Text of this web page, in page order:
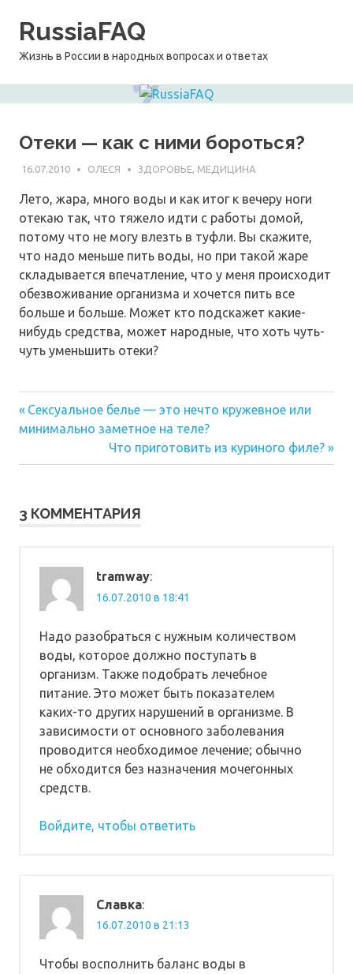
RussiaFAQ
Жизнь в России в народных вопросах и ответах
Отеки — как с ними бороться?
16.07.2010 ОЛЕСЯ ЗДОРОВЬЕ, МЕДИЦИНА
Лето, жара, много воды и как итог к вечеру ноги
отекаю так, что тяжело идти с работы домой,
потому что не могу влезть в туфли. Вы скажите,
что надо меньше пить воды, но при такой жаре
складывается впечатление, что у меня происходит
обезвоживание организма и хочется пить все
больше и больше. Может кто подскажет какие-
нибудь средства, может народные, что хоть чуть-
чуть уменьшить отеки?
Навигация
записям
Предыдущая
запись:
Сексуальное белье — это нечто кружевное или
минимально заметное на теле?
Следующая
запись:
Что приготовить из куриного филе?
3 КОММЕНТАРИЯ
tramway:
16.07.2010 в 18:41
Надо разобраться с нужным количеством
воды, которое должно поступать в
организм. Также подобрать лечебное
питание. Это может быть показателем
каких-то других нарушений в организме. В
зависимости от основного заболевания
проводится необходимое лечение; обычно
не обходится без назначения мочегонных
средств.
Войдите, чтобы ответить
Славка:
16.07.2010 в 21:13
Чтобы восполнить баланс воды в